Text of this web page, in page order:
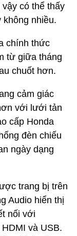
có thể thấy
nhiều.
chính thức
từ giữa tháng
chuốt hơn.
cảm giác
với lưới tản
cấp Honda
đèn chiếu
ngày dạng
trang bị trên
Audio hiển thị
nối với
và USB.